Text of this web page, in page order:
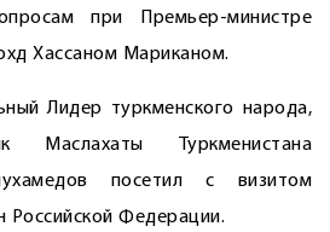
при Премьер-министре
Хассаном Мариканом.
Лидер туркменского народа,
Маслахаты Туркменистана
посетил с визитом
Российской Федерации.